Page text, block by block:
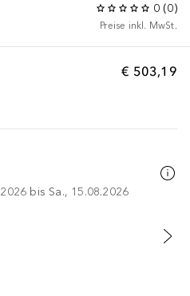
0 (0)
Preise inkl. MwSt.
€ 503,19
bis Sa., 15.08.2026